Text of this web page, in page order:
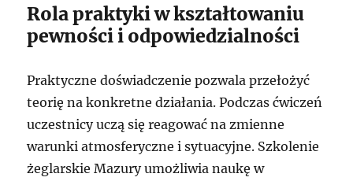
Rola praktyki w kształtowaniu
pewności i odpowiedzialności
Praktyczne doświadczenie pozwala przełożyć
teorię na konkretne działania. Podczas ćwiczeń
uczestnicy uczą się reagować na zmienne
warunki atmosferyczne i sytuacyjne. Szkolenie
żeglarskie Mazury umożliwia naukę w